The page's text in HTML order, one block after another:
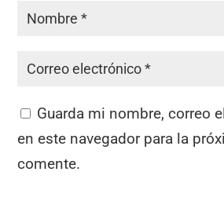
Guarda mi nombre, correo
en este navegador para la
comente.